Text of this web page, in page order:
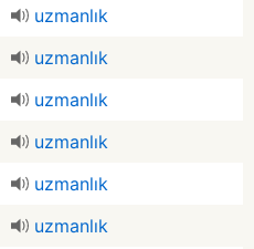
uzmanlık
uzmanlık
uzmanlık
uzmanlık
uzmanlık
uzmanlık